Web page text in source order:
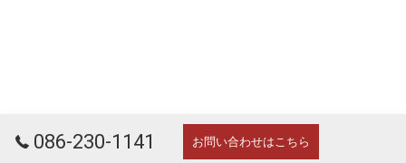
086-230-1141 お問い合わせはこちら